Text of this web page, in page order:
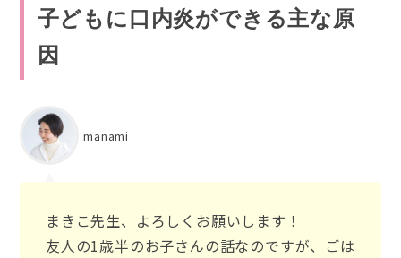
子どもに口内炎ができる主な原
因
manami
まきこ先生、よろしくお願いします！
友人の1歳半のお子さんの話なのですが、ごは